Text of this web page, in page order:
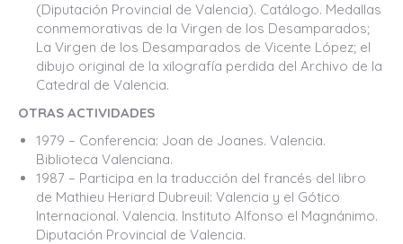
(Diputación Provincial de Valencia). Catálogo. Medallas
conmemorativas de la Virgen de los Desamparados;
La Virgen de los Desamparados de Vicente López; el
dibujo original de la xilografía perdida del Archivo de la
Catedral de Valencia.
OTRAS ACTIVIDADES
1979 – Conferencia: Joan de Joanes. Valencia.
Biblioteca Valenciana.
1987 – Participa en la traducción del francés del libro
de Mathieu Heriard Dubreuil: Valencia y el Gótico
Internacional. Valencia. Instituto Alfonso el Magnánimo.
Diputación Provincial de Valencia.